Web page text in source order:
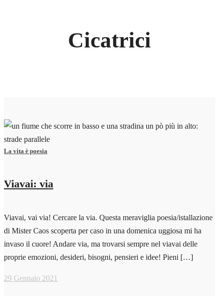
Cicatrici
La vita è poesia
Viavai: via
Viavai, vai via! Cercare la via. Questa meraviglia poesia/istallazione
di Mister Caos scoperta per caso in una domenica uggiosa mi ha
invaso il cuore! Andare via, ma trovarsi sempre nel viavai delle
proprie emozioni, desideri, bisogni, pensieri e idee! Pieni […]
29 Gennaio 2021